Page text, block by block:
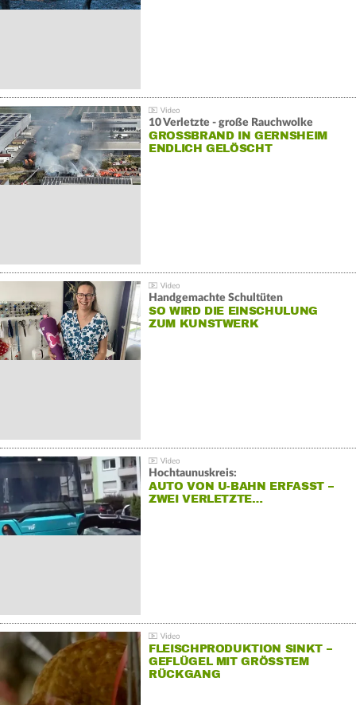
10 Verletzte - große Rauchwolke
GROSSBRAND IN GERNSHEIM E
NDLICH GELÖSCHT
Handgemachte Schultüten
SO WIRD DIE EINSCHULUNG
ZUM KUNSTWERK
Hochtaunuskreis:
AUTO VON U-BAHN ERFASST –
ZWEI VERLETZTE…
FLEISCHPRODUKTION SINKT –
GEFLÜGEL MIT GRÖSSTEM R
ÜCKGANG